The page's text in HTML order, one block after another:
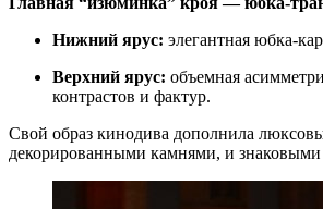
Нижний ярус: элегантная юбка-
Верхний ярус: объемная
контрастов и фактур.
Свой образ кинодива дополнила
декорированными камнями, и